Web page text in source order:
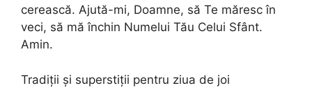
cerească. Ajută-mi, Doamne, să Te măresc în
veci, să mă închin Numelui Tău Celui Sfânt.
Amin.
Tradiții și superstiții pentru ziua de joi